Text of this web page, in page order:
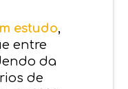
estudo,
entre
da
de